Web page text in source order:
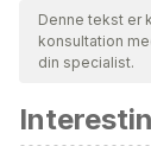
Denne tekst er
konsultation
din specialist.